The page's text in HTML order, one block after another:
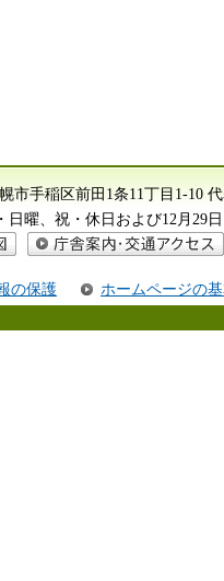
市手稲区前田1条11丁目1-10
曜、祝・休日および12月29日
庁舎案内・交通アクセス
の保護 ホームページの